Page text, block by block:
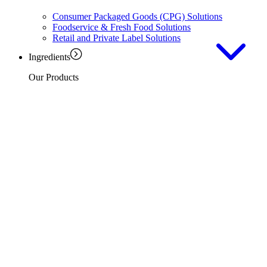
Consumer Packaged Goods (CPG) Solutions
Foodservice & Fresh Food Solutions
Retail and Private Label Solutions
Ingredients
Our Products